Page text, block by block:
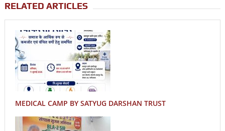
RELATED ARTICLES
MEDICAL CAMP BY SATYUG DARSHAN TRUST